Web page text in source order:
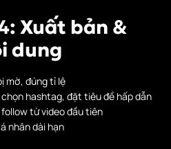
Xuất bản &
dung
mờ, đúng tỉ lệ
hashtag, đặt tiêu đề hấp dẫn
từ video đầu tiên
nhân dài hạn